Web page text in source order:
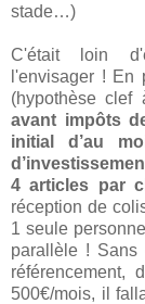
stade…)
C'était loin
l'envisager ! En
(hypothèse clef
avant impôts
initial d’au
4 articles par
réception de
1 seule
parallèle ! Sans
500€/mois, il